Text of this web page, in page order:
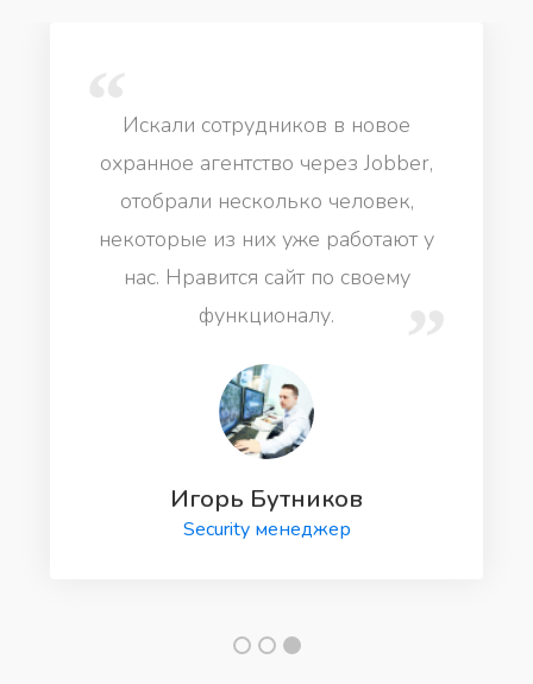
Искали сотрудников в новое
охранное агентство через Jobber,
отобрали несколько человек,
некоторые из них уже работают у
нас. Нравится сайт по своему
функционалу.
Игорь Бутников
Security менеджер